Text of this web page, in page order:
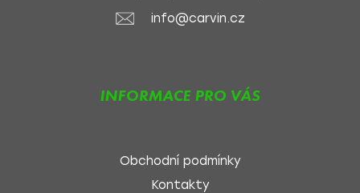
info@carvin.cz
INFORMACE PRO VÁS
Obchodní podmínky
Kontakty